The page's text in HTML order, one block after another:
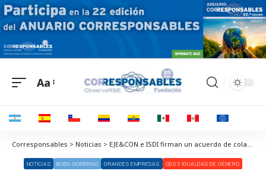
Aa
Corresponsables > Noticias > EJE&CON e ISDI firman un acuerdo de colaboración para fomentar la igualdad de género en la alta dirección
NOTICIAS BUEN GOBIERNO GRANDES EMPRESAS ODS 5 IGUALDAD DE GÉNERO